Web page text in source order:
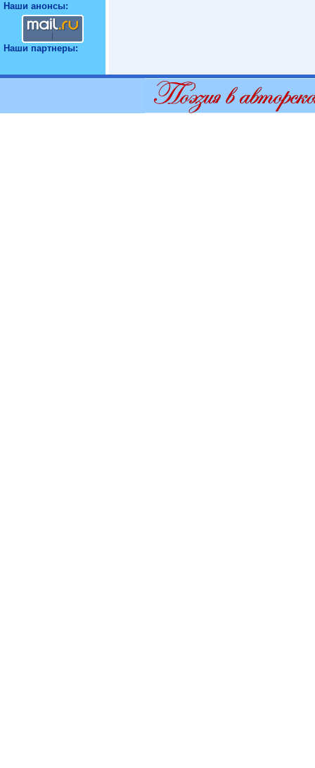
Наши анонсы:
Наши партнеры: